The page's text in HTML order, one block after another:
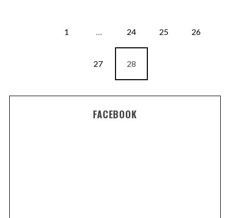
1 … 24 25 26
27 28
FACEBOOK